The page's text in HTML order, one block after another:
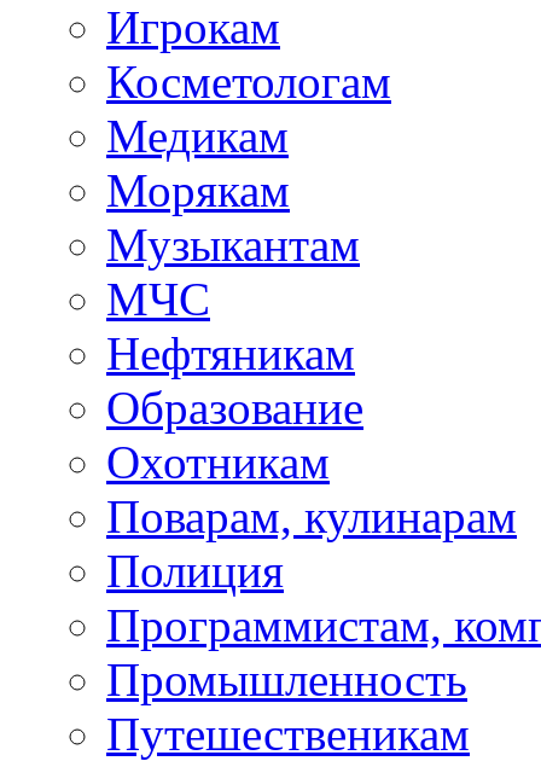
Игрокам
Косметологам
Медикам
Морякам
Музыкантам
МЧС
Нефтяникам
Образование
Охотникам
Поварам, кулинарам
Полиция
Программистам,
Промышленность
Путешественикам